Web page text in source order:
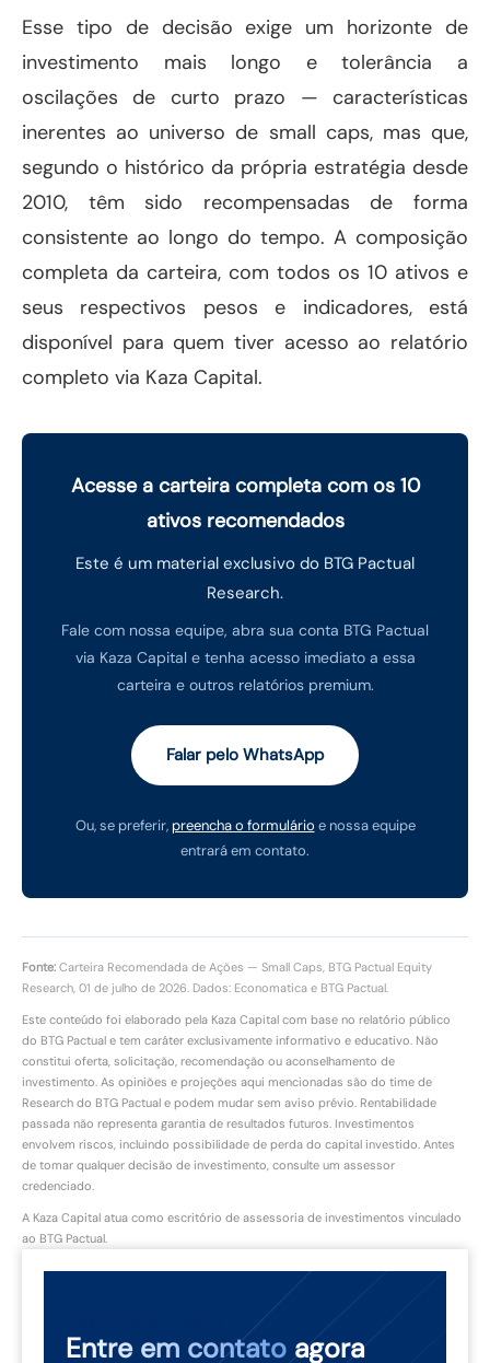
Esse tipo de decisão exige um horizonte de
investimento mais longo e tolerância a
oscilações de curto prazo — características
inerentes ao universo de small caps, mas que,
segundo o histórico da própria estratégia desde
2010, têm sido recompensadas de forma
consistente ao longo do tempo. A composição
completa da carteira, com todos os 10 ativos e
seus respectivos pesos e indicadores, está
disponível para quem tiver acesso ao relatório
completo via Kaza Capital.
Acesse a carteira completa com os 10
ativos recomendados
Este é um material exclusivo do BTG Pactual
Research.
Fale com nossa equipe, abra sua conta BTG Pactual
via Kaza Capital e tenha acesso imediato a essa
carteira e outros relatórios premium.
Falar pelo WhatsApp
Ou, se preferir,preencha o formulário e nossa equipe
entrará em contato.
Fonte: Carteira Recomendada de Ações — Small Caps, BTG Pactual Equity
Research, 01 de julho de 2026. Dados: Economatica e BTG Pactual.
Este conteúdo foi elaborado pela Kaza Capital com base no relatório público
do BTG Pactual e tem caráter exclusivamente informativo e educativo. Não
constitui oferta, solicitação, recomendação ou aconselhamento de
investimento. As opiniões e projeções aqui mencionadas são do time de
Research do BTG Pactual e podem mudar sem aviso prévio. Rentabilidade
passada não representa garantia de resultados futuros. Investimentos
envolvem riscos, incluindo possibilidade de perda do capital investido. Antes
de tomar qualquer decisão de investimento, consulte um assessor
credenciado.
A Kaza Capital atua como escritório de assessoria de investimentos vinculado
ao BTG Pactual.
Entre em contato agora